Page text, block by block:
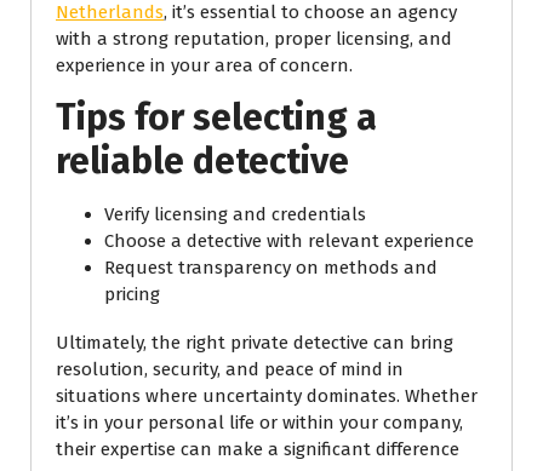
Netherlands, it’s essential to choose an agency
with a strong reputation, proper licensing, and
experience in your area of concern.
Tips for selecting a
reliable detective
Verify licensing and credentials
Choose a detective with relevant experience
Request transparency on methods and
pricing
Ultimately, the right private detective can bring
resolution, security, and peace of mind in
situations where uncertainty dominates. Whether
it’s in your personal life or within your company,
their expertise can make a significant difference